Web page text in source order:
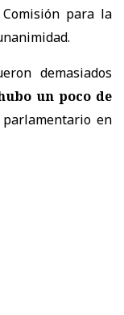
para la
demasiados
un poco de
en